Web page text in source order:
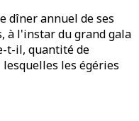
dîner annuel de ses
à l'instar du grand gala
t-il, quantité de
les égéries